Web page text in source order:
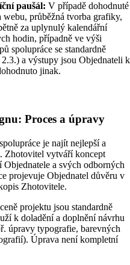
paušál: V případě dohodnuté
webu, průběžná tvorba grafiky,
za uplynulý kalendářní
hodin, případně ve výši
spolupráce se standardně
a výstupy jsou Objednateli k
jinak.
Proces a úpravy
je najít nejlepší a
Zhotovitel vytváří koncept
a svých odborných
projevuje Objednatel důvěru v
Zhotovitele.
projektu jsou standardně
k doladění a doplnění návrhu
úpravy typografie, barevných
Úprava není kompletní